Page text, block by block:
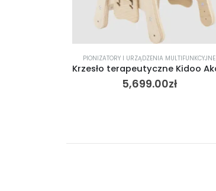
PIONIZATORY I URZĄDZENIA MULTIFUNKCYJNE
5,699.00zł